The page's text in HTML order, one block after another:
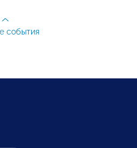
события